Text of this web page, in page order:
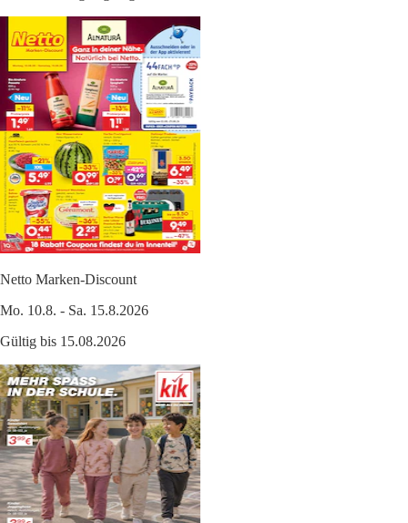
Netto Marken-Discount
Mo. 10.8. - Sa. 15.8.2026
Gültig bis 15.08.2026